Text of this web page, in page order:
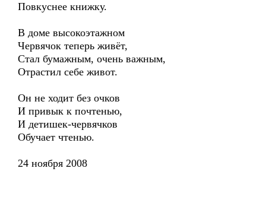
Повкуснее книжку.
В доме высокоэтажном
Червячок теперь живёт,
Стал бумажным, очень важным,
Отрастил себе живот.
Он не ходит без очков
И привык к почтенью,
И детишек-червячков
Обучает чтенью.
24 ноября 2008